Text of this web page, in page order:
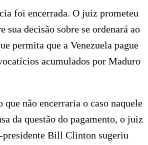
foi encerrada. O juiz prometeu
sua decisão sobre se ordenará ao
permita que a Venezuela pague
acumulados por Maduro
que não encerraria o caso naquele
da questão do pagamento, o juiz
presidente Bill Clinton sugeriu